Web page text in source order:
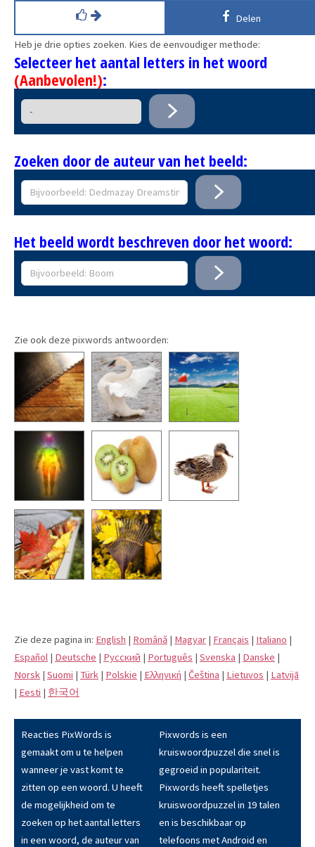
Delen
Heb je drie opties zoeken. Kies de eenvoudiger methode:
Selecteer het aantal letters in het woord
(Aanbevolen!):
Zoeken door de auteur van het beeld:
Het beeld wordt beschreven door het woord:
Zie ook deze pixwords antwoorden:
Zie deze pagina in: English | Română | Magyar | Français | Italiano |
Español | Deutsche | Pусский | Português | Svenska | Danske |
Norsk | Suomi | Türk | Polskie | Eλληνική | Čeština | Lietuvos | Latvijā
| Eesti | 한국어
Reacties PixWords is
gemaakt om u te helpen
wanneer je vast komt te
zitten op een woord. U heeft
de mogelijkheid om te
zoeken op het aantal letters
in een woord, de auteur van
Pixwords is een
kruiswoordpuzzel die snel is
gegroeid in populariteit.
Pixwords heeft spelletjes
kruiswoordpuzzel in 19 talen
en is beschikbaar op
telefoons met Android en